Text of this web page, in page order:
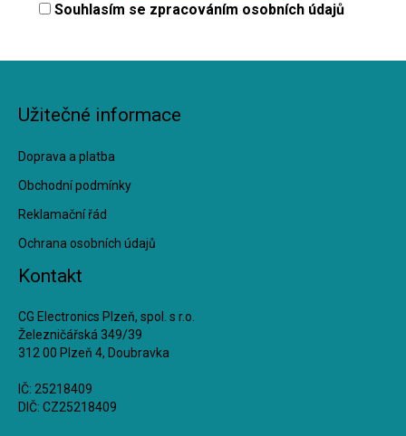
Souhlasím se zpracováním osobních údajů
Užitečné informace
Doprava a platba
Obchodní podmínky
Reklamační řád
Ochrana osobních údajů
Kontakt
CG Electronics Plzeň, spol. s r.o.
Železničářská 349/39
312 00 Plzeň 4, Doubravka
IČ: 25218409
DIČ: CZ25218409